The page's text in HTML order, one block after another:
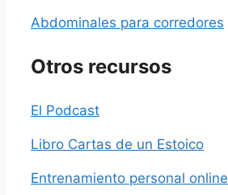
Abdominales para corredores
Otros recursos
El Podcast
Libro Cartas de un Estoico
Entrenamiento personal online